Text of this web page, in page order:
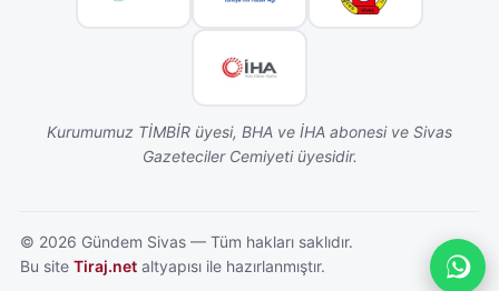
Kurumumuz TİMBİR üyesi, BHA ve İHA abonesi ve Sivas
Gazeteciler Cemiyeti üyesidir.
© 2026 Gündem Sivas — Tüm hakları saklıdır.
Bu site Tiraj.net altyapısı ile hazırlanmıştır.